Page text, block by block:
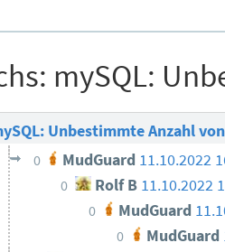
mySQL:
Unbestimmte Anzahl
0 MudGuard 11.10.2022
0 Rolf B 11.10.2022
0 MudGuard
0 MudGuard